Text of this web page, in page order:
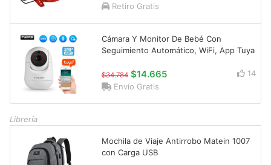
Retiro Gratis
Cámara Y Monitor De Bebé Con
Seguimiento Automático, WiFi, App Tuya
$34.784 $14.665
14
Envío Gratis
Librería
Mochila de Viaje Antirrobo Matein 1007
con Carga USB